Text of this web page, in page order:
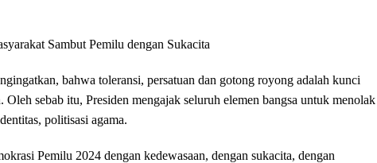
Sambut Pemilu dengan Sukacita
bahwa toleransi, persatuan dan gotong royong adalah kunci
Oleh sebab itu, Presiden mengajak seluruh elemen bangsa untuk menolak
politisasi agama.
Pemilu 2024 dengan kedewasaan, dengan sukacita, dengan